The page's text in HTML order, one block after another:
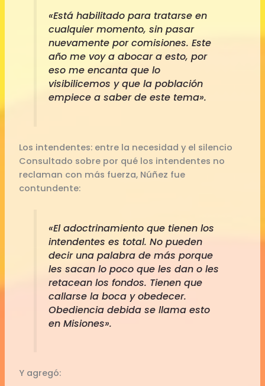
«Está habilitado para tratarse en
cualquier momento, sin pasar
nuevamente por comisiones. Este
año me voy a abocar a esto, por
eso me encanta que lo
visibilicemos y que la población
empiece a saber de este tema».
Los intendentes: entre la necesidad y el silencio
Consultado sobre por qué los intendentes no
reclaman con más fuerza, Núñez fue
contundente:
«El adoctrinamiento que tienen los
intendentes es total. No pueden
decir una palabra de más porque
les sacan lo poco que les dan o les
retacean los fondos. Tienen que
callarse la boca y obedecer.
Obediencia debida se llama esto
en Misiones».
Y agregó: